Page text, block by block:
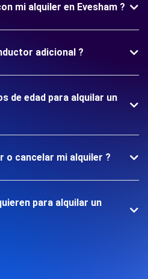
mi alquiler en Evesham ?
adicional ?
de edad para alquilar un
o cancelar mi alquiler ?
para alquilar un